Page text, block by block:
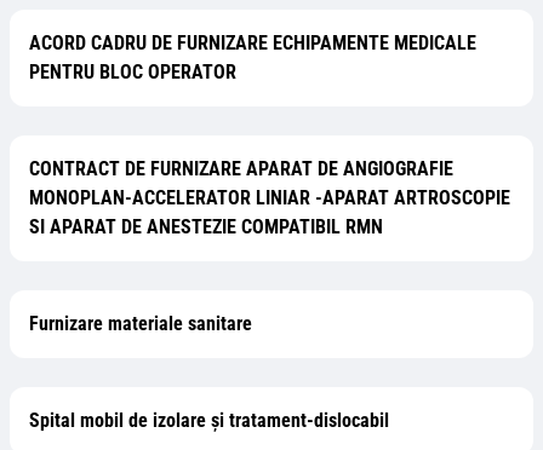
ACORD CADRU DE FURNIZARE ECHIPAMENTE MEDICALE
PENTRU BLOC OPERATOR
CONTRACT DE FURNIZARE APARAT DE ANGIOGRAFIE
MONOPLAN-ACCELERATOR LINIAR -APARAT ARTROSCOPIE
SI APARAT DE ANESTEZIE COMPATIBIL RMN
Furnizare materiale sanitare
Spital mobil de izolare și tratament-dislocabil